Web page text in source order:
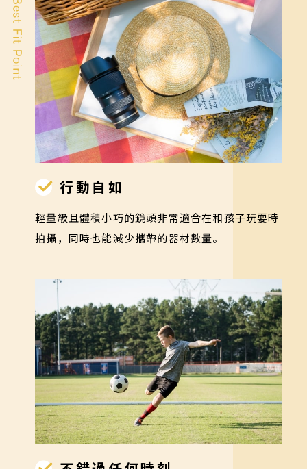
行動自如
輕量級且體積小巧的鏡頭非常適合在和孩子玩耍時
拍攝，同時也能減少攜帶的器材數量。